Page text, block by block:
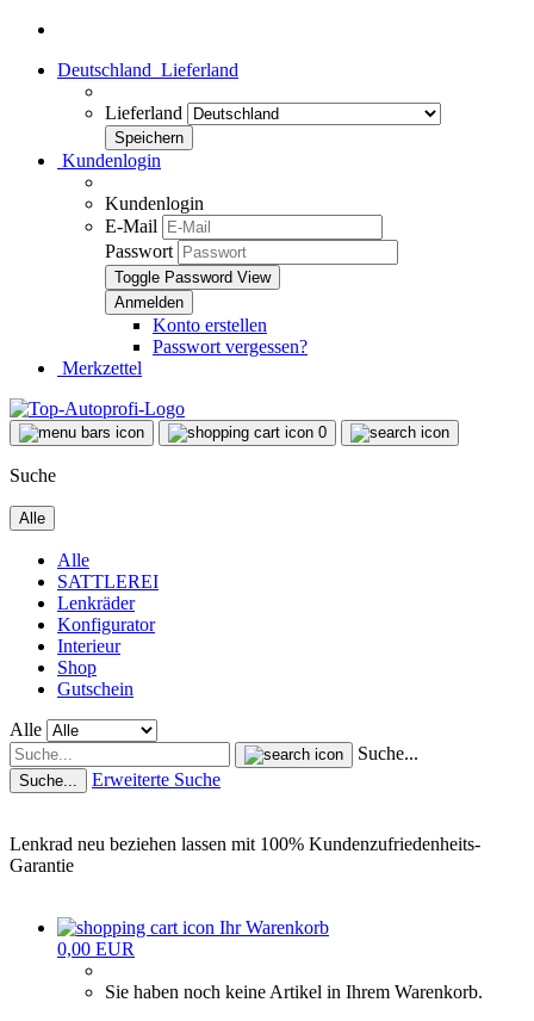
Deutschland Lieferland
Lieferland
Kundenlogin
Kundenlogin
E-Mail
Passwort
Toggle Password View
Konto erstellen
Passwort vergessen?
Merkzettel
0
Suche
Alle
Alle
SATTLEREI
Lenkräder
Konfigurator
Interieur
Shop
Gutschein
Alle
Suche...
Suche... Erweiterte Suche
Lenkrad neu beziehen lassen mit 100% Kundenzufriedenheits-
Garantie
Ihr Warenkorb
0,00 EUR
Sie haben noch keine Artikel in Ihrem Warenkorb.